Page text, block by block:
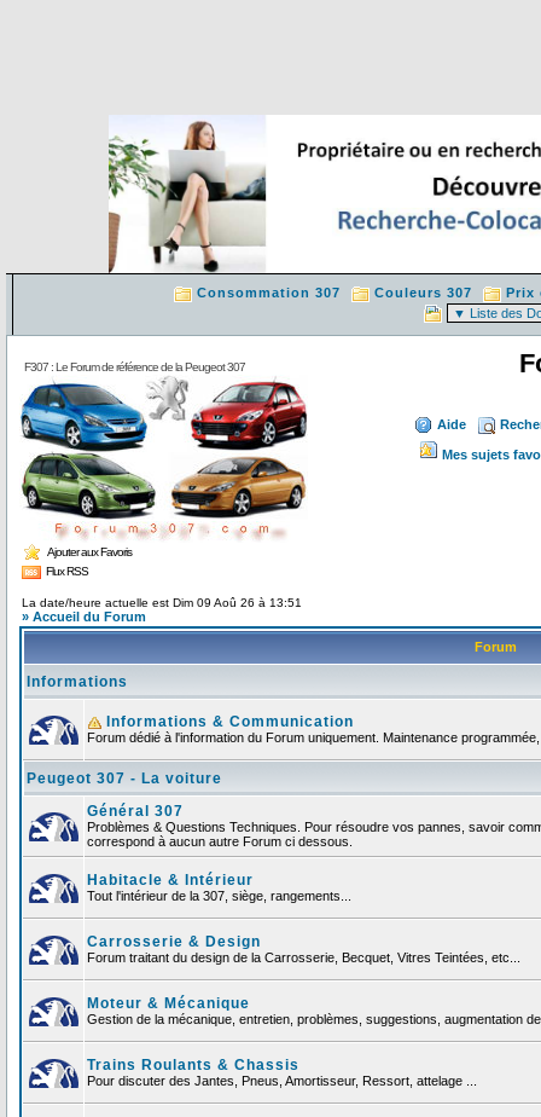
Consommation 307 Couleurs 307 Prix
F307 : Le Forum de référence de la Peugeot 307
Ajouter aux Favoris
Flux RSS
Aide
Mes sujets
La date/heure actuelle est Dim 09 Aoû 26 à 13:51
» Accueil du Forum
Forum
Informations
Informations & Communication
Forum dédié à l'information du Forum uniquement. Maintenance
Peugeot 307 - La voiture
Général 307
Problèmes & Questions Techniques. Pour résoudre vos pannes, savoir
correspond à aucun autre Forum ci dessous.
Habitacle & Intérieur
Tout l'intérieur de la 307, siège, rangements...
Carrosserie & Design
Forum traitant du design de la Carrosserie, Becquet, Vitres Teintées, etc...
Moteur & Mécanique
Gestion de la mécanique, entretien, problèmes, suggestions, augmentation
Trains Roulants & Chassis
Pour discuter des Jantes, Pneus, Amortisseur, Ressort, attelage ...